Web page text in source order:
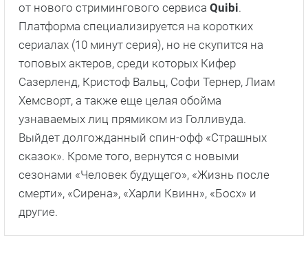
от нового стримингового сервиса Quibi.
Платформа специализируется на коротких
сериалах (10 минут серия), но не скупится на
топовых актеров, среди которых Кифер
Сазерленд, Кристоф Вальц, Софи Тернер, Лиам
Хемсворт, а также еще целая обойма
узнаваемых лиц прямиком из Голливуда.
Выйдет долгожданный спин-офф «Страшных
сказок». Кроме того, вернутся с новыми
сезонами «Человек будущего», «Жизнь после
смерти», «Сирена», «Харли Квинн», «Босх» и
другие.